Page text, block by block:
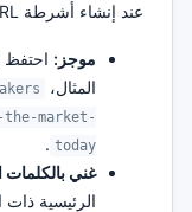
عند إنشاء أشرطة URL، تذكر أفضل الممارسات التالية:
موجز: احتفظ
المثال،
market-
today
.
غني بالكلمات
الرئيسية